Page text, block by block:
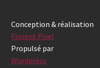
Conception & réalisation
Florent Pivel
Propulsé par
Wordpress